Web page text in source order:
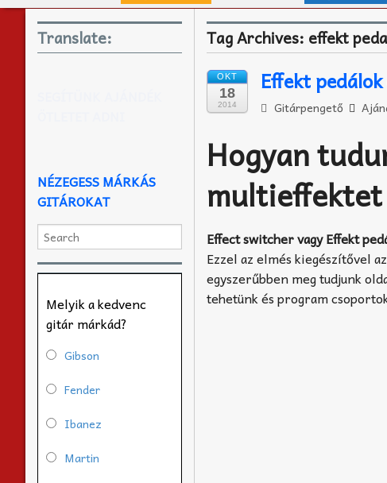
Tag Archives: effekt
OKT
18
2014
Effekt
Gitárpengető
Hogyan
Effect switcher vagy Effekt
Ezzel az elmés kiegészítővel
egyszerűbben meg tudjunk
tehetünk és program
Translate:
NÉZEGESS MÁRKÁS
GITÁROKAT
Melyik a kedvenc
gitár márkád?
Gibson
Fender
Ibanez
Martin